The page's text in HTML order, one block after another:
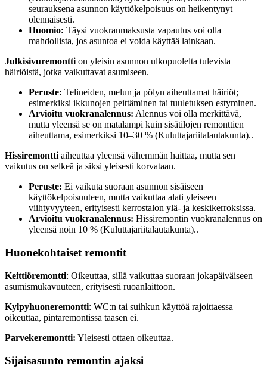
seurauksena asunnon käyttökelpoisuus on heikentynyt
olennaisesti.
Huomio: Täysi vuokranmaksusta vapautus voi olla
mahdollista, jos asuntoa ei voida käyttää lainkaan.
Julkisivuremontti on yleisin asunnon ulkopuolelta tulevista
häiriöistä, jotka vaikuttavat asumiseen.
Peruste: Telineiden, melun ja pölyn aiheuttamat häiriöt;
esimerkiksi ikkunojen peittäminen tai tuuletuksen estyminen.
Arvioitu vuokranalennus: Alennus voi olla merkittävä,
mutta yleensä se on matalampi kuin sisätilojen remonttien
aiheuttama, esimerkiksi 10–30 % (Kuluttajariitalautakunta)..
Hissiremontti aiheuttaa yleensä vähemmän haittaa, mutta sen
vaikutus on selkeä ja siksi yleisesti korvataan.
Peruste: Ei vaikuta suoraan asunnon sisäiseen
käyttökelpoisuuteen, mutta vaikuttaa alati yleiseen
viihtyvyyteen, erityisesti kerrostalon ylä- ja keskikerroksissa.
Arvioitu vuokranalennus: Hissiremontin vuokranalennus on
yleensä noin 10 % (Kuluttajariitalautakunta)..
Huonekohtaiset remontit
Keittiöremontti: Oikeuttaa, sillä vaikuttaa suoraan jokapäiväiseen
asumismukavuuteen, erityisesti ruoanlaittoon.
Kylpyhuoneremontti: WC:n tai suihkun käyttöä rajoittaessa
oikeuttaa, pintaremontissa taasen ei.
Parvekeremontti: Yleisesti ottaen oikeuttaa.
Sijaisasunto remontin ajaksi